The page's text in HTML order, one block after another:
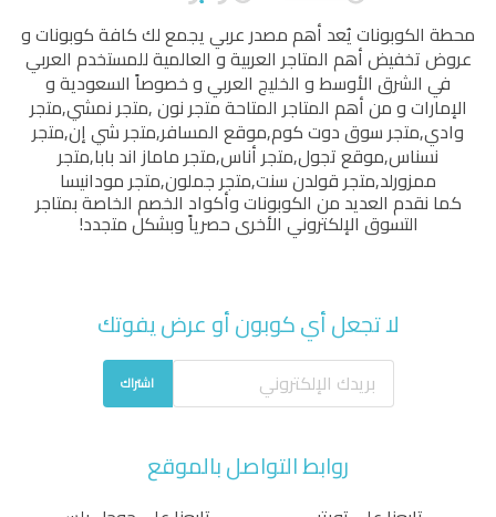
محطة الكوبوناتيُعد أهم مصدر عربي يجمع لك كافة كوبونات و
عروض تخفيض أهم المتاجر العربية و العالمية للمستخدم العربي
في الشرق الأوسط و الخليج العربي و خصوصاً السعودية و
الإمارات و من أهم المتاجر المتاحةمتجر نون,متجر نمشي,متجر
وادي,متجر سوق دوت كوم,موقع المسافر,متجر شي إن,متجر
نسناس,موقع تجول,متجر أناس,متجر ماماز اند بابا,متجر
ممزورلد,متجر قولدن سنت,متجر جملون,متجر مودانيسا
كما نقدم العديد من الكوبونات وأكواد الخصم الخاصة بمتاجر
التسوق الإلكتروني الأخرى حصرياً وبشكل متجدد!
لا تجعل أي كوبون أو عرض يفوتك
اشتراك
روابط التواصل بالموقع